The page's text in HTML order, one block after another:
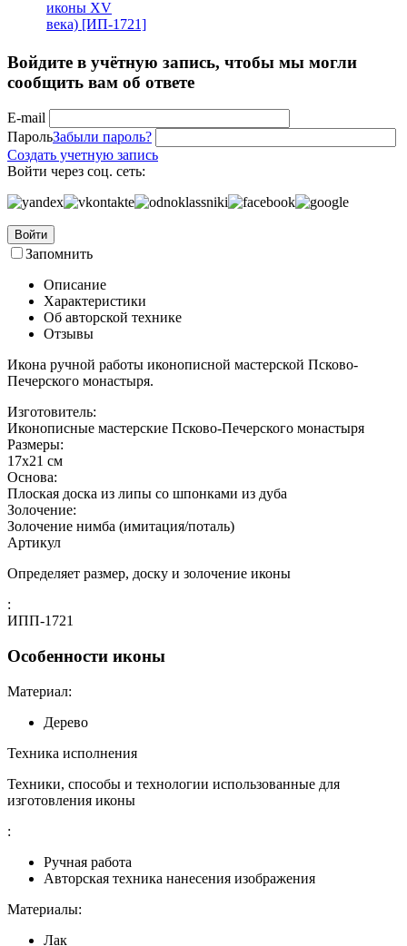
Войдите в учётную запись, чтобы мы могли
сообщить вам об ответе
E-mail
ПарольЗабыли пароль?
Создать учетную запись
Войти через соц. сеть:
Войти
Запомнить
Описание
Характеристики
Об авторской технике
Отзывы
Икона ручной работы иконописной мастерской Псково-
Печерского монастыря.
Изготовитель:
Иконописные мастерские Псково-Печерского монастыря
Размеры:
17х21 см
Основа:
Плоская доска из липы со шпонками из дуба
Золочение:
Золочение нимба (имитация/поталь)
Артикул
Определяет размер, доску и золочение иконы
:
ИПП-1721
Особенности иконы
Материал:
Дерево
Техника исполнения
Техники, способы и технологии использованные для
изготовления иконы
:
Ручная работа
Авторская техника нанесения изображения
Материалы:
Лак